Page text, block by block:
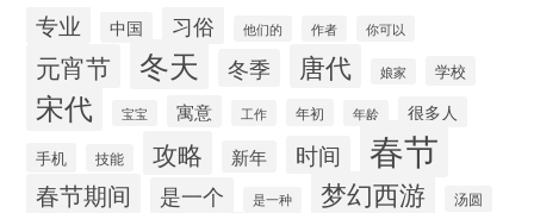
专业 中国 习俗 他们的 作者 你可以
元宵节 冬天 冬季 唐代 娘家 学校
宋代 宝宝 寓意 工作 年初 年龄 很多人
手机 技能 攻略 新年 时间 春节
春节期间 是一个 是一种 梦幻西游 汤圆